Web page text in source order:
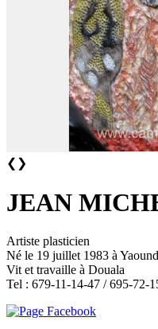
❮ ❯
JEAN
Artiste plasticien
Né le 19 juillet 1983 à
Vit et travaille à Douala
Tel : 679-11-14-47 / 695-72-